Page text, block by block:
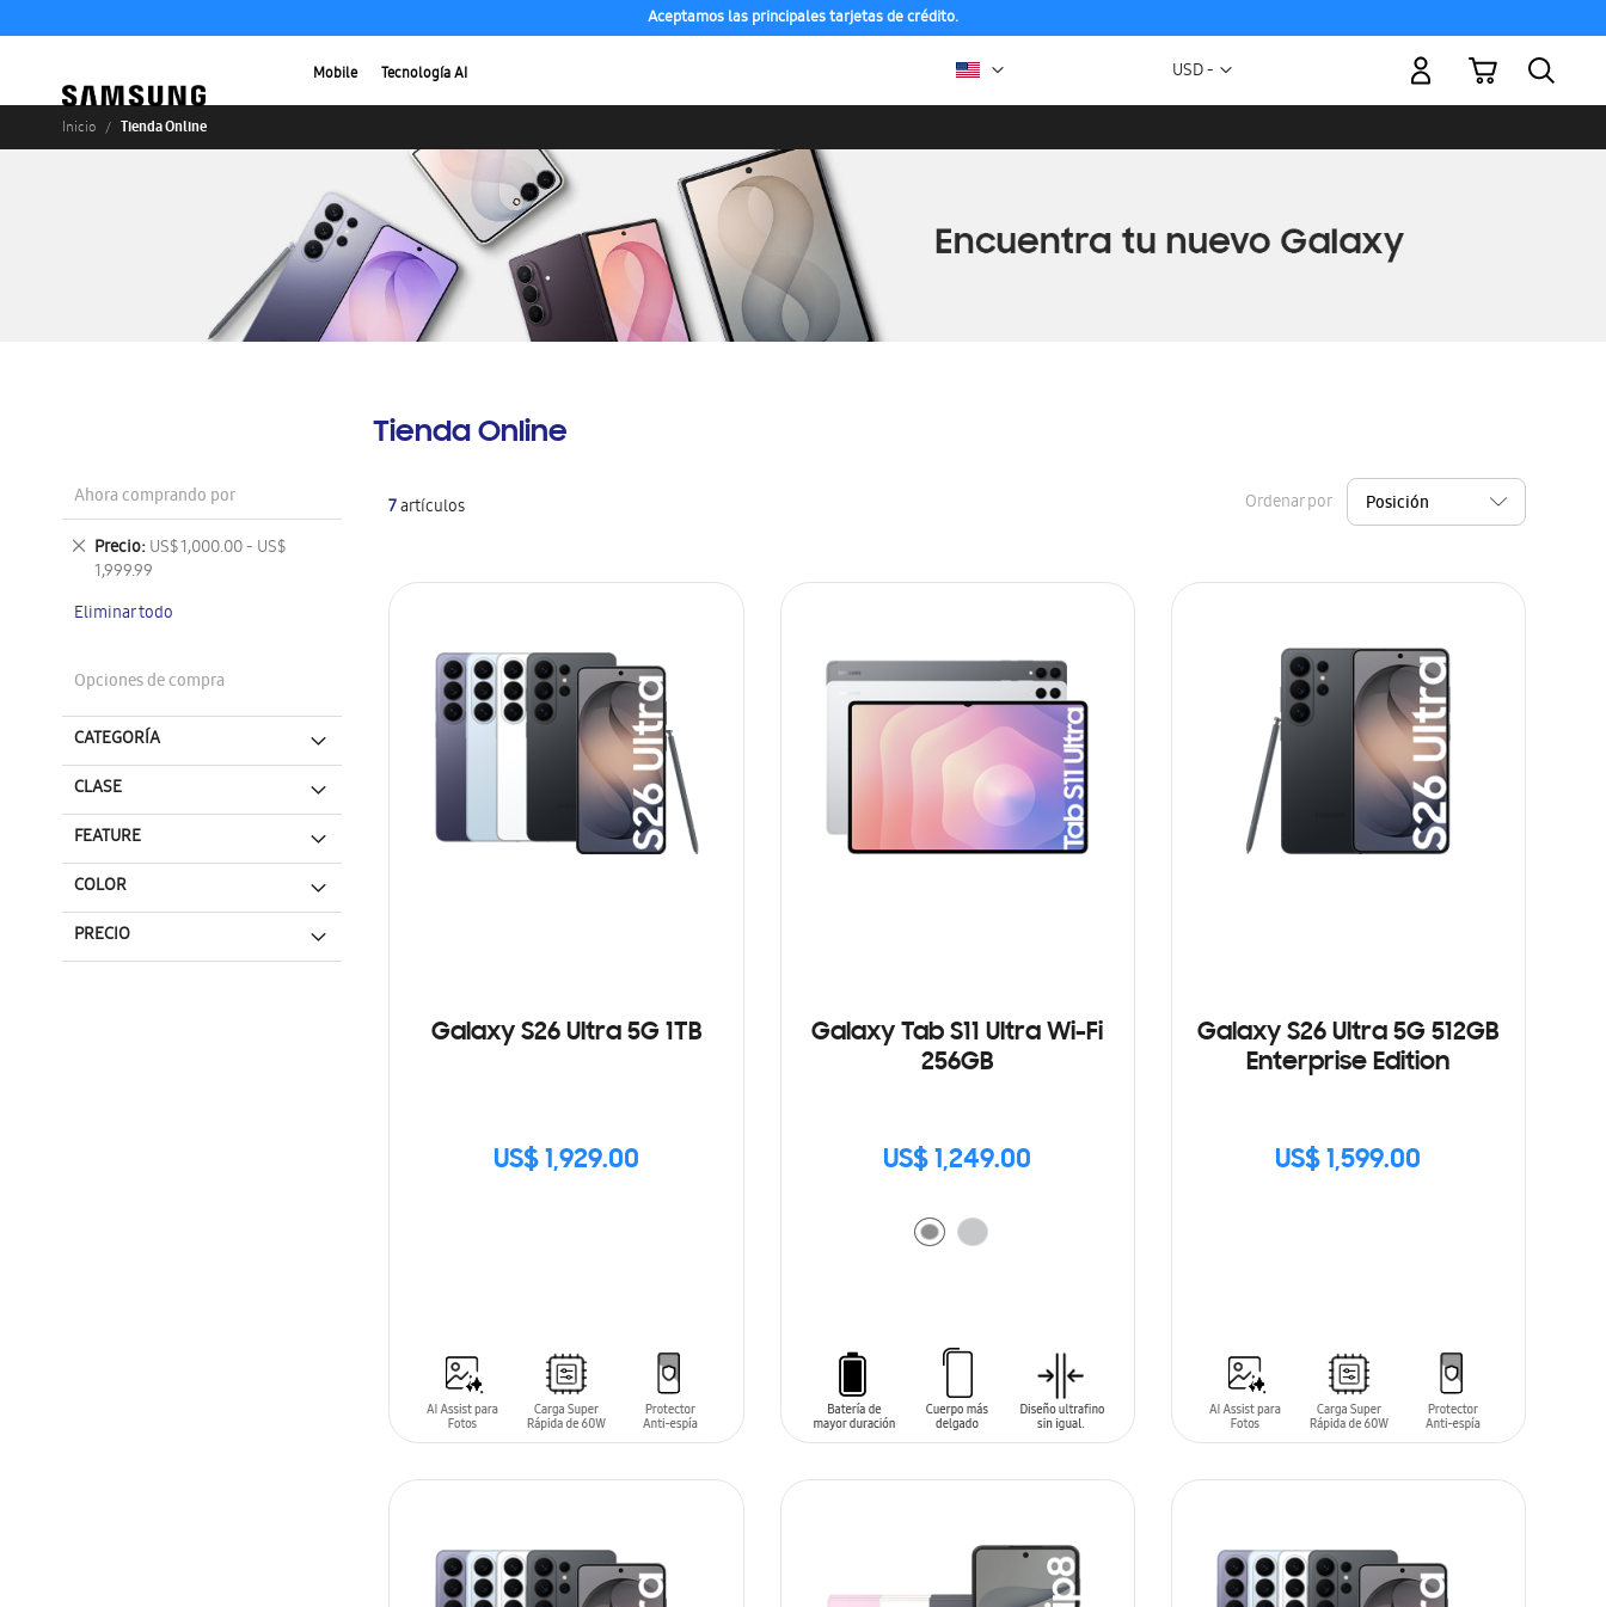
Aceptamos las principales tarjetas de crédito.
Mobile Tecnología AI Moneda
USD -
Mi carrito
Inicio Tienda Online
Tienda Online
7artículos Ordenar por
Galaxy S26 Ultra 5G 1TB
US$ 1,929.00
SIN
Galaxy Tab S11 Ultra Wi-Fi
256GB
US$ 1,249.00
Galaxy S26 Ultra 5G 512GB
Enterprise Edition
US$ 1,599.00
SIN
Ahora comprando por
Precio US$ 1,000.00 - US$
1,999.99
Eliminar
este
Eliminar todo
Opciones de compra
CATEGORÍA
CLASE
FEATURE
COLOR
PRECIO